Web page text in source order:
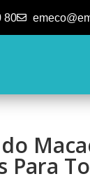
80
Para